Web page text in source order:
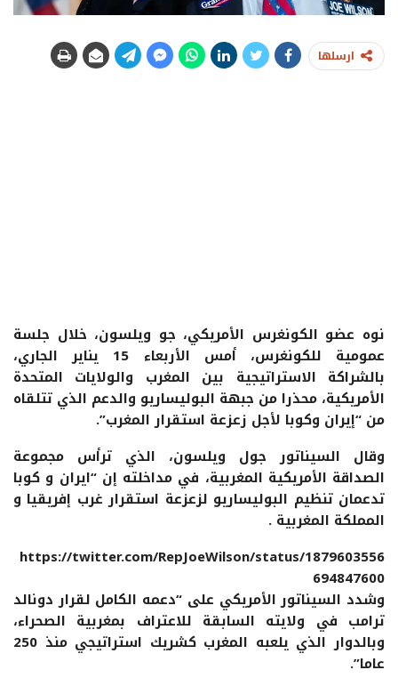
ارسلها
نوه عضو الكونغرس الأمريكي، جو ويلسون، خلال جلسة
عمومية للكونغرس، أمس الأربعاء 15 يناير الجاري،
بالشراكة الاستراتيجية بين المغرب والولايات المتحدة
الأمريكية، محذرا من جبهة البوليساريو والدعم الذي تتلقاه
من “إيران وكوبا لأجل زعزعة استقرار المغرب”.
وقال السيناتور جول ويلسون، الذي ترأس مجموعة
الصداقة الأمريكية المغربية، في مداخلته إن “ايران و كوبا
تدعمان تنظيم البوليساريو لزعزعة استقرار غرب إفريقيا و
المملكة المغربية .
https://twitter.com/RepJoeWilson/status/1879603556
694847600
وشدد السيناتور الأمريكي على “دعمه الكامل لقرار دونالد
ترامب في ولايته السابقة للاعتراف بمغربية الصحراء،
وبالدوار الذي يلعبه المغرب كشريك استراتيجي منذ 250
عاما”.